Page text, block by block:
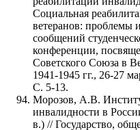
Социальная
ветеранов: проблемы
сообщений
конференции,
Советского Союза в
1941-1945 гг., 26-27
С. 5-13.
Морозов, А.В.
инвалидности в
в.) // Государство,